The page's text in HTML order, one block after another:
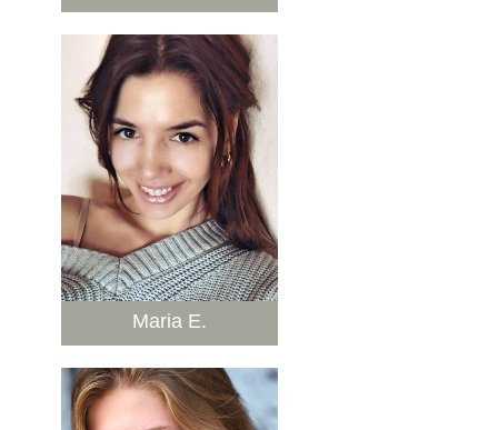
Maria E.